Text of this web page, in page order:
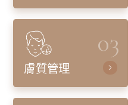
03
膚質管理